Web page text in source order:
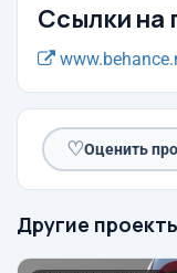
Ссылки на
♡Оценить
Другие